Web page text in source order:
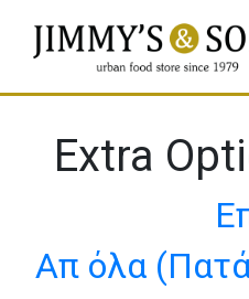
Extra
Απ όλα